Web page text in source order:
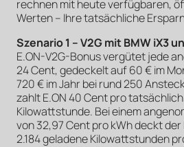
rechnen mit heute verfügbaren,
Werten – Ihre tatsächliche
Szenario 1 – V2G mit BMW iX3
E.ON-V2G-Bonus vergütet jede
24 Cent, gedeckelt auf 60 € im
720 € im Jahr bei rund 250
zahlt E.ON 40 Cent pro
Kilowattstunde. Bei einem
von 32,97 Cent pro kWh deckt
2.184 geladene Kilowattstunden